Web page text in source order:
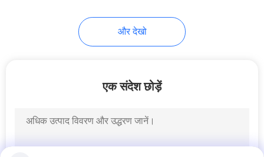
एलईडी बैकलाइट पैनल
और देखो
एक संदेश छोड़ें